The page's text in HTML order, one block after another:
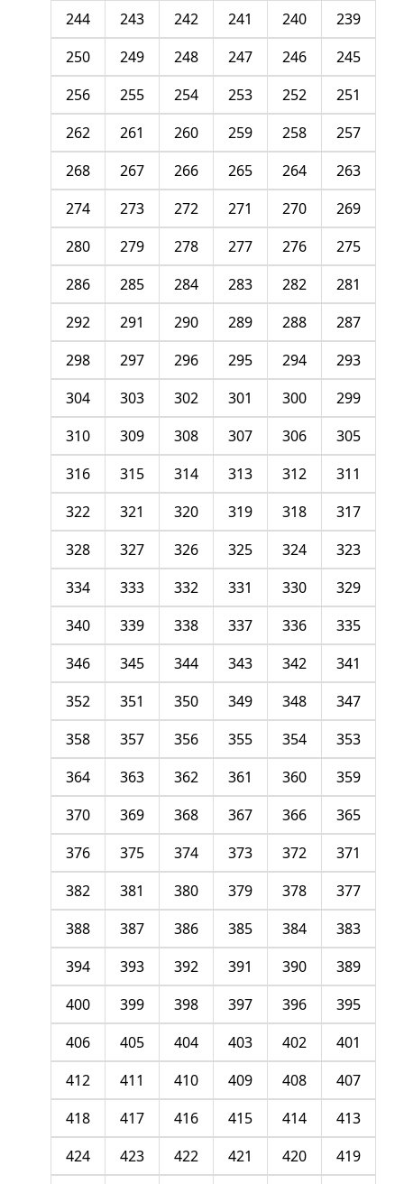
239
240
241
242
243
244
245
246
247
248
249
250
251
252
253
254
255
256
257
258
259
260
261
262
263
264
265
266
267
268
269
270
271
272
273
274
275
276
277
278
279
280
281
282
283
284
285
286
287
288
289
290
291
292
293
294
295
296
297
298
299
300
301
302
303
304
305
306
307
308
309
310
311
312
313
314
315
316
317
318
319
320
321
322
323
324
325
326
327
328
329
330
331
332
333
334
335
336
337
338
339
340
341
342
343
344
345
346
347
348
349
350
351
352
353
354
355
356
357
358
359
360
361
362
363
364
365
366
367
368
369
370
371
372
373
374
375
376
377
378
379
380
381
382
383
384
385
386
387
388
389
390
391
392
393
394
395
396
397
398
399
400
401
402
403
404
405
406
407
408
409
410
411
412
413
414
415
416
417
418
419
420
421
422
423
424